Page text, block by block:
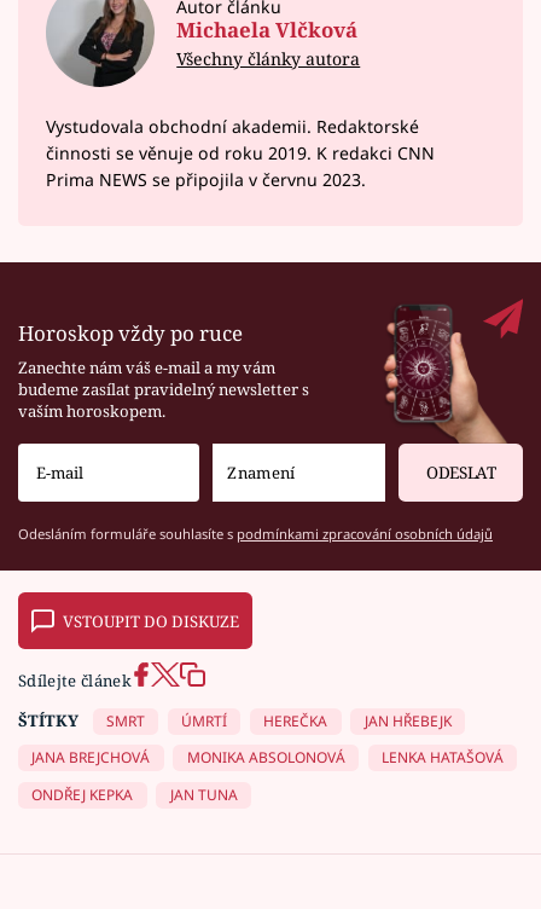
Autor článku
Michaela Vlčková
Všechny články autora
Vystudovala obchodní akademii. Redaktorské
činnosti se věnuje od roku 2019. K redakci CNN
Prima NEWS se připojila v červnu 2023.
Horoskop vždy po ruce
Zanechte nám váš e-mail a my vám
budeme zasílat pravidelný newsletter s
vaším horoskopem.
ODESLAT
Odesláním formuláře souhlasíte s podmínkami zpracování osobních údajů
VSTOUPIT DO DISKUZE
Sdílejte článek
ŠTÍTKY
SMRT ÚMRTÍ HEREČKA
JAN HŘEBEJK
JANA BREJCHOVÁ
MONIKA ABSOLONOVÁ
LENKA HATAŠOVÁ
ONDŘEJ KEPKA
JAN TUNA